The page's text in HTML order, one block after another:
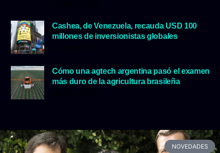
Cashea, de Venezuela, recauda USD 100
millones de inversionistas globales
Cómo una agtech argentina pasó el examen
más duro de la agricultura brasileña
NOVEDADES